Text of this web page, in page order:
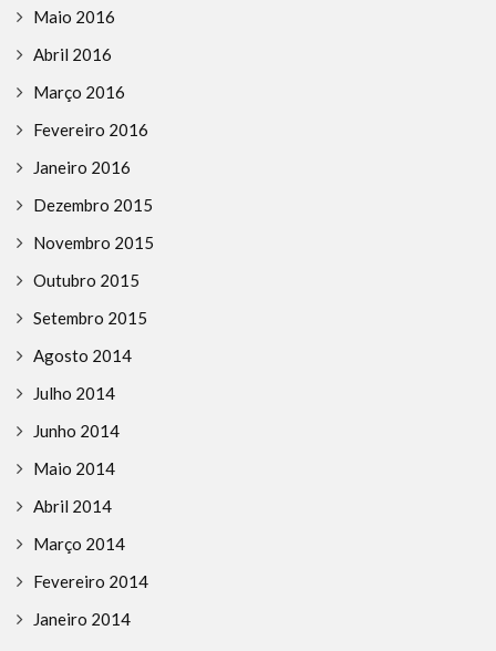
Maio 2016
Abril 2016
Março 2016
Fevereiro 2016
Janeiro 2016
Dezembro 2015
Novembro 2015
Outubro 2015
Setembro 2015
Agosto 2014
Julho 2014
Junho 2014
Maio 2014
Abril 2014
Março 2014
Fevereiro 2014
Janeiro 2014